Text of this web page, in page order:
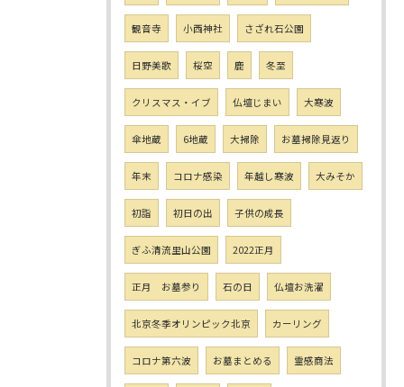
観音寺 小西神社 さざれ石公園
日野美歌 桜空 鹿 冬至
クリスマス・イブ 仏壇じまい 大寒波
傘地蔵 6地蔵 大掃除 お墓掃除見返り
年末 コロナ感染 年越し寒波 大みそか
初詣 初日の出 子供の成長
ぎふ清流里山公園 2022正月
正月 お墓参り 石の日 仏壇お洗濯
北京冬季オリンピック北京 カーリング
コロナ第六波 お墓まとめる 霊感商法